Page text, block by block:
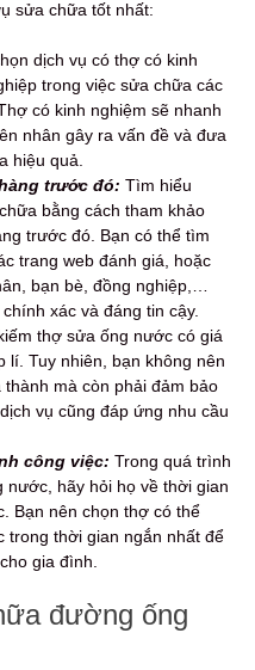
sửa chữa tốt nhất:
dịch vụ có thợ có kinh
trong việc sửa chữa các
có kinh nghiệm sẽ nhanh
nhân gây ra vấn đề và đưa
hiệu quả.
trước đó: Tìm hiểu
bằng cách tham khảo
trước đó. Bạn có thể tìm
trang web đánh giá, hoặc
bạn bè, đồng nghiệp,…
xác và đáng tin cậy.
thợ sửa ống nước có giá
lí. Tuy nhiên, bạn không nên
mà còn phải đảm bảo
vụ cũng đáp ứng nhu cầu
công việc: Trong quá trình
nước, hãy hỏi họ về thời gian
Bạn nên chọn thợ có thể
trong thời gian ngắn nhất để
gia đình.
đường ống